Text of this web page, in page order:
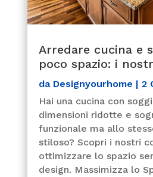
Arredare cucina e
poco spazio: i
da Designyourhome | 2
Hai una cucina con
dimensioni ridotte e
funzionale ma allo
stiloso? Scopri i nostri
ottimizzare lo spazio
design. Massimizza lo